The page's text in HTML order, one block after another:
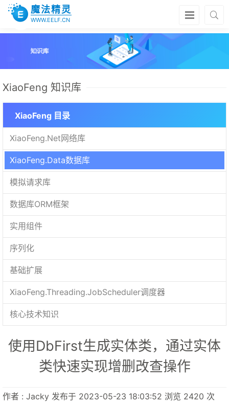
魔法精灵
WWW.EELF.CN
XiaoFeng 知识库
XiaoFeng 目录
XiaoFeng.Net网络库
XiaoFeng.Data数据库
模拟请求库
数据库ORM框架
实用组件
序列化
基础扩展
XiaoFeng.Threading.JobScheduler调度器
核心技术知识
使用DbFirst生成实体类，通过实体
类快速实现增删改查操作
作者 : Jacky 发布于 2023-05-23 18:03:52 浏览 2420 次